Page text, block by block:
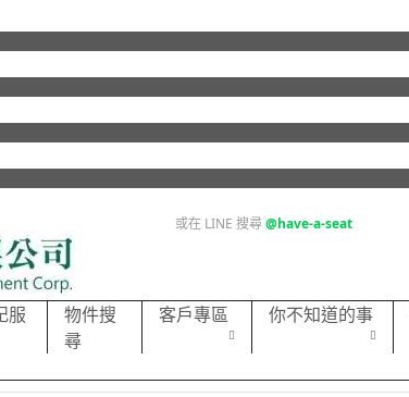
或在 LINE 搜尋@have-a-seat
服
物件搜
尋
客戶專區 你不知道的事